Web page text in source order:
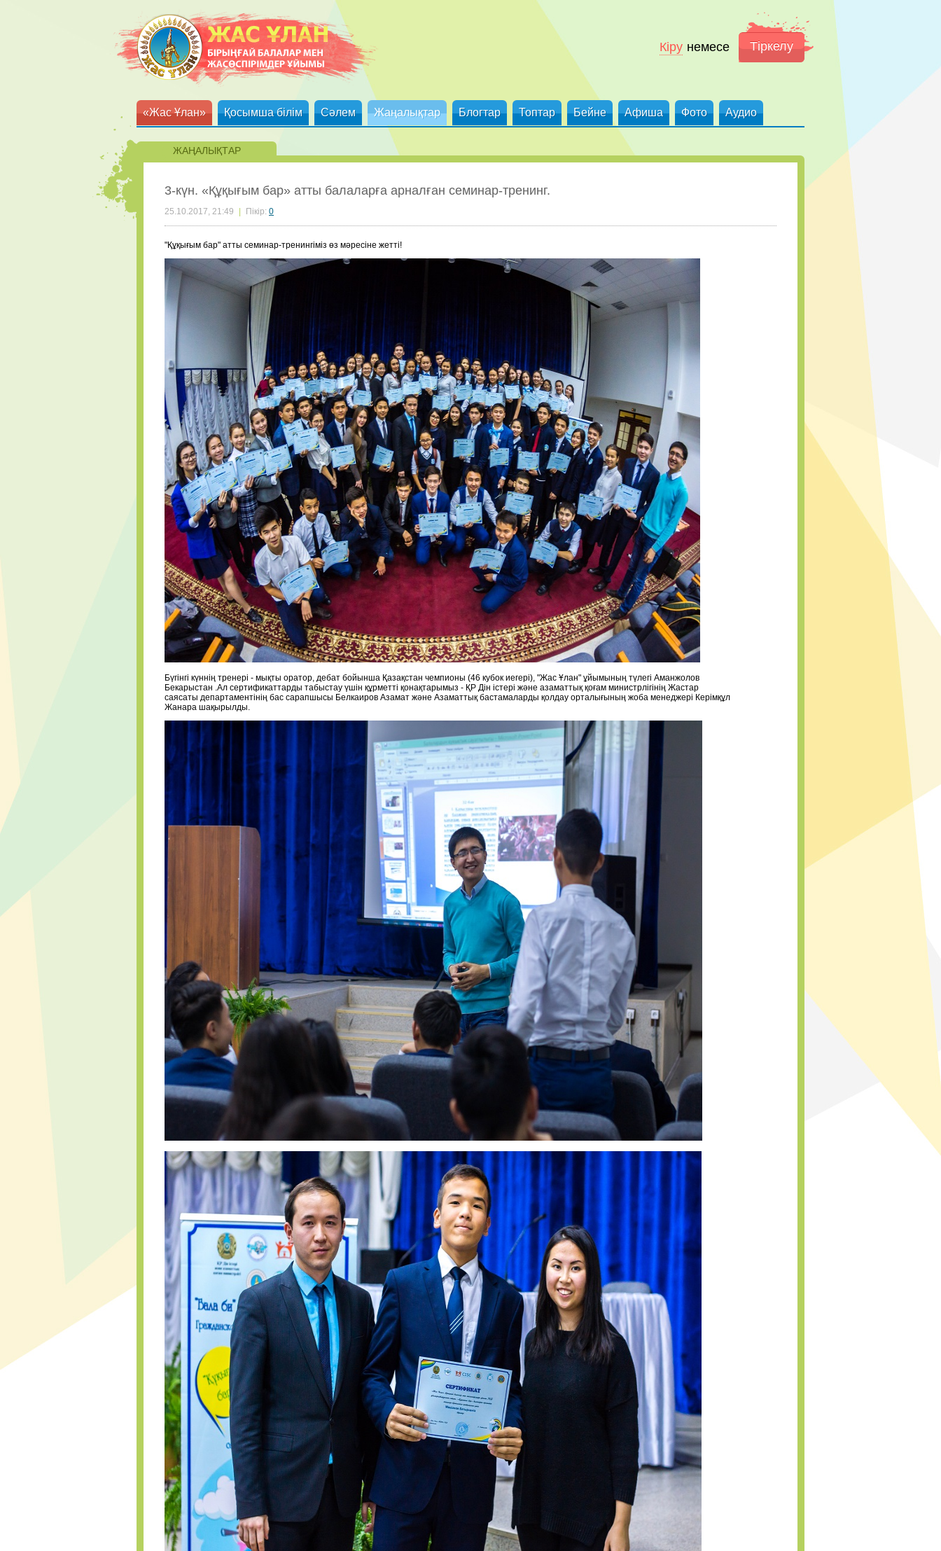
Кіру немесе Тіркелу
«Жас Ұлан» Қосымша білім Сәлем Жаңалықтар Блогтар Топтар Бейне Афиша Фото Аудио
ЖАҢАЛЫҚТАР
3-күн. «Құқығым бар» атты балаларға арналған семинар-тренинг.
25.10.2017, 21:49 Пікір: 0
"Құқығым бар" атты семинар-тренингіміз өз мəресіне жетті!
Бүгінгі күннің тренері - мықты оратор, дебат бойынша Қазақстан чемпионы (46 кубок иегері), "Жас Ұлан" ұйымының түлегі Аманжолов
Бекарыстан .Ал сертификаттарды табыстау үшін құрметті қонақтарымыз - ҚР Дін істері жəне азаматтық қоғам министрлігінің Жастар
саясаты департаментінің бас сарапшысы Белкаиров Азамат жəне Азаматтық бастамаларды қолдау орталығының жоба менеджері Керімқұл
Жанара шақырылды.